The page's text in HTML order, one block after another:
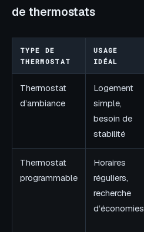
de thermostats
TYPE DE
THERMOSTAT
USAGE
IDÉAL
Thermostat
d’ambiance
Logement
simple,
besoin de
stabilité
Thermostat
programmable
Horaires
réguliers,
recherche
d’économies